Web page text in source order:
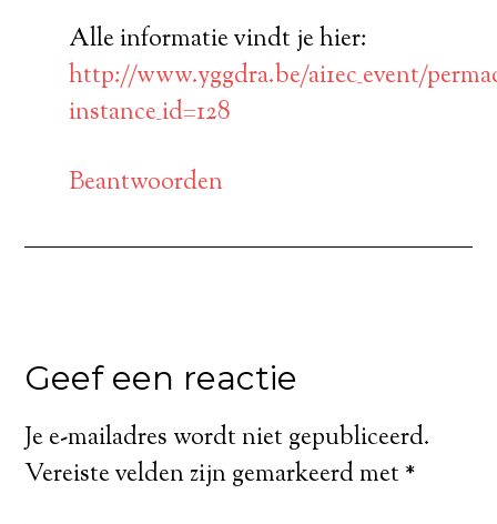
Alle informatie vindt je hier:
http://www.yggdra.be/ai1ec_event/
instance_id=128
Beantwoorden
Geef een reactie
Je e-mailadres wordt niet gepubliceerd.
Vereiste velden zijn gemarkeerd met*